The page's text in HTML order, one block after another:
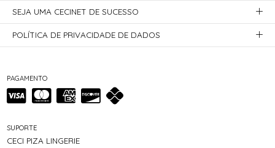
PAGAMENTO
SUPORTE
CECI PIZA LINGERIE
SEJA UMA CECINET DE SUCESSO
POLÍTICA DE PRIVACIDADE DE DADOS